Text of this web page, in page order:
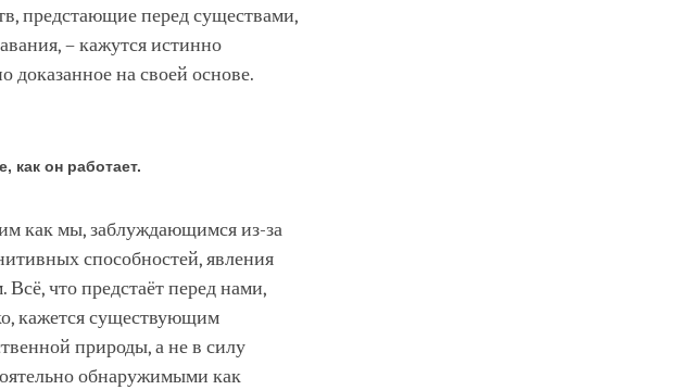
предстающие перед существами,
– кажутся истинно
доказанное на своей основе.
как он работает.
как мы, заблуждающимся из-за
способностей, явления
что предстаёт перед нами,
кажется существующим
природы, а не в силу
обнаружимыми как